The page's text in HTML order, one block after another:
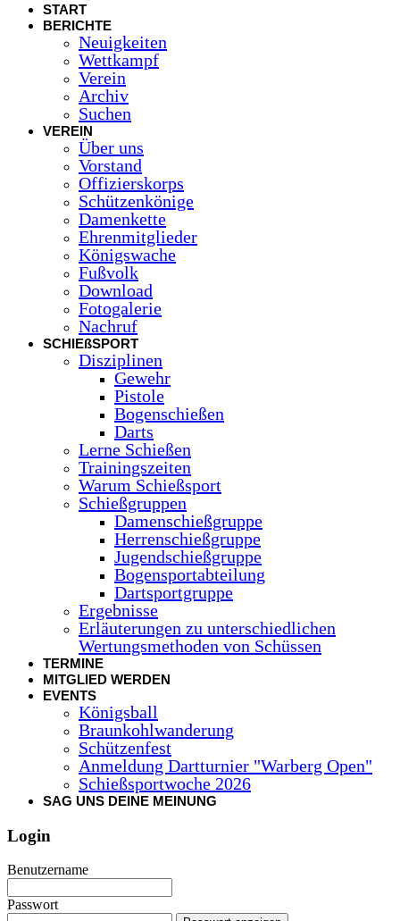
START
BERICHTE
Neuigkeiten
Wettkampf
Verein
Archiv
Suchen
VEREIN
Über uns
Vorstand
Offizierskorps
Schützenkönige
Damenkette
Ehrenmitglieder
Königswache
Fußvolk
Download
Fotogalerie
Nachruf
SCHIEßSPORT
Disziplinen
Gewehr
Pistole
Bogenschießen
Darts
Lerne Schießen
Trainingszeiten
Warum Schießsport
Schießgruppen
Damenschießgruppe
Herrenschießgruppe
Jugendschießgruppe
Bogensportabteilung
Dartsportgruppe
Ergebnisse
Erläuterungen zu unterschiedlichen
Wertungsmethoden von Schüssen
TERMINE
MITGLIED WERDEN
EVENTS
Königsball
Braunkohlwanderung
Schützenfest
Anmeldung Dartturnier "Warberg Open"
Schießsportwoche 2026
SAG UNS DEINE MEINUNG
Login
Benutzername
Passwort